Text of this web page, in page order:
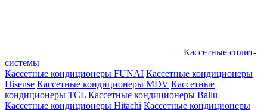
Кассетные сплит-
системы
Кассетные кондиционеры FUNAI Кассетные кондиционеры
Hisense Кассетные кондиционеры MDV Кассетные
кондиционеры TCL Кассетные кондиционеры Ballu
Кассетные кондиционеры Hitachi Кассетные кондиционеры